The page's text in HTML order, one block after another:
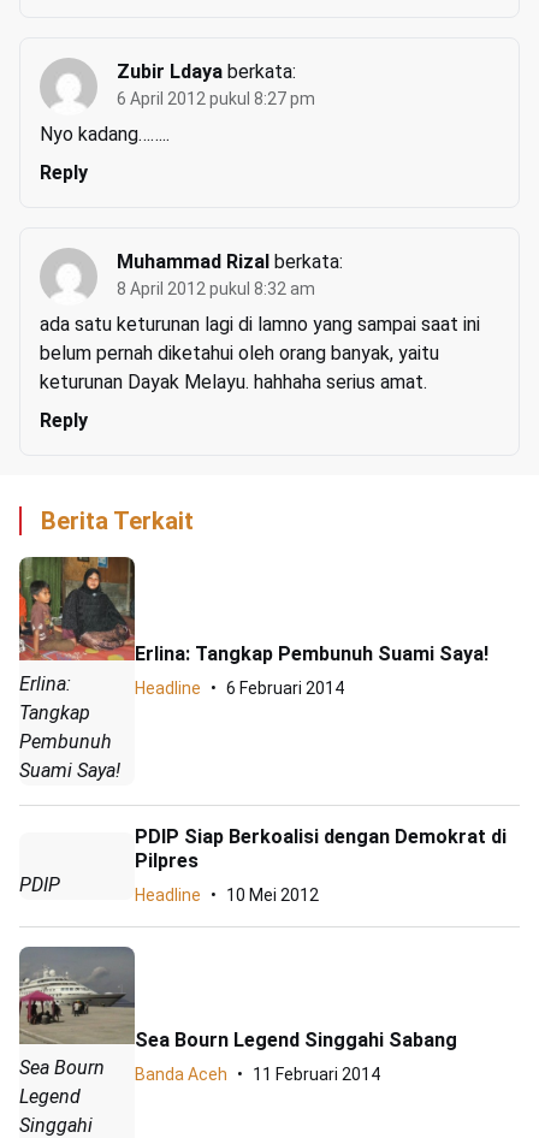
Zubir Ldaya berkata:
6 April 2012 pukul 8:27 pm
Nyo kadang……..
Reply
Muhammad Rizal berkata:
8 April 2012 pukul 8:32 am
ada satu keturunan lagi di lamno yang sampai saat ini
belum pernah diketahui oleh orang banyak, yaitu
keturunan Dayak Melayu. hahhaha serius amat.
Reply
Berita Terkait
Erlina:
Tangkap
Pembunuh
Suami Saya!
Erlina: Tangkap Pembunuh Suami Saya!
Headline 6 Februari 2014
PDIP
PDIP Siap Berkoalisi dengan Demokrat di
Pilpres
Headline 10 Mei 2012
Sea Bourn
Legend
Singgahi
Sea Bourn Legend Singgahi Sabang
Banda Aceh 11 Februari 2014